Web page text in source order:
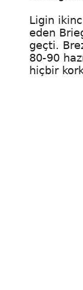
Ligin
eden
geçti.
80-90
hiçbir